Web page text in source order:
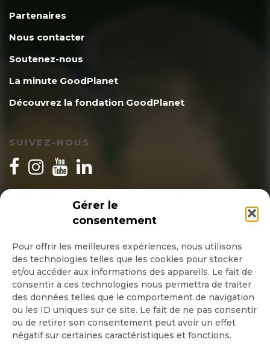
Gérer le
consentement
Pour offrir les meilleures expériences, nous utilisons
des technologies telles que les cookies pour stocker
et/ou accéder aux informations des appareils. Le fait de
consentir à ces technologies nous permettra de traiter
des données telles que le comportement de navigation
ou les ID uniques sur ce site. Le fait de ne pas consentir
ou de retirer son consentement peut avoir un effet
négatif sur certaines caractéristiques et fonctions.
Partenaires
Nous contacter
Soutenez-nous
La minute GoodPlanet
Découvrez la fondation GoodPlanet
SUIVEZ-NOUS
INSCRIPTION NEWSLETTER
Quotidienne
Hebdo
OK